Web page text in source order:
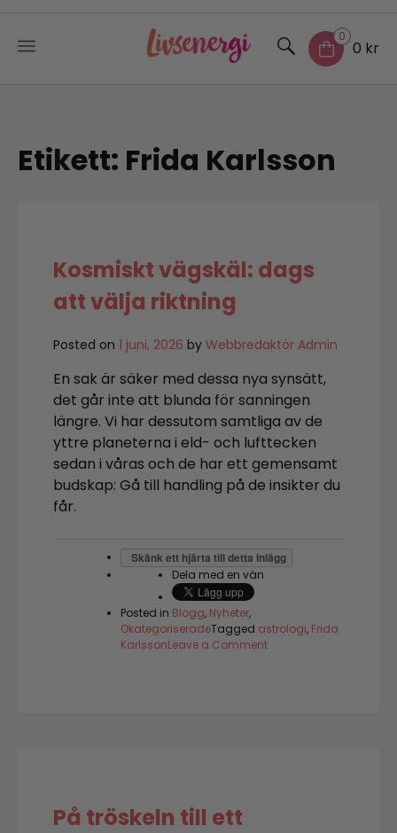
0
0 kr
Etikett: Frida Karlsson
Kosmiskt vägskäl: dags
att välja riktning
Posted on 1 juni, 2026 by Webbredaktör Admin
En sak är säker med dessa nya synsätt,
det går inte att blunda för sanningen
längre. Vi har dessutom samtliga av de
yttre planeterna i eld- och lufttecken
sedan i våras och de har ett gemensamt
budskap: Gå till handling på de insikter du
får.
Skänk ett hjärta till detta inlägg
Dela med en vän
Posted in Blogg, Nyheter,
OkategoriseradeTagged astrologi, Frida
KarlssonLeave a Commenton
På tröskeln till ett